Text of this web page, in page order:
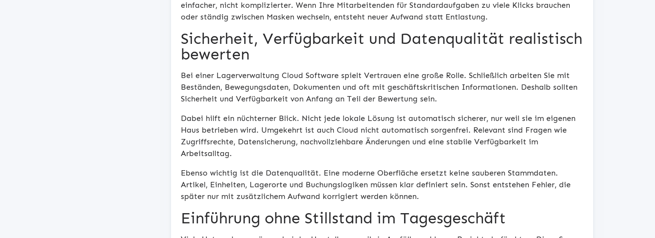
einfacher, nicht komplizierter. Wenn Ihre Mitarbeitenden für Standardaufgaben zu viele Klicks brauchen
oder ständig zwischen Masken wechseln, entsteht neuer Aufwand statt Entlastung.
Sicherheit, Verfügbarkeit und Datenqualität realistisch
bewerten
Bei einer Lagerverwaltung Cloud Software spielt Vertrauen eine große Rolle. Schließlich arbeiten Sie mit
Beständen, Bewegungsdaten, Dokumenten und oft mit geschäftskritischen Informationen. Deshalb sollten
Sicherheit und Verfügbarkeit von Anfang an Teil der Bewertung sein.
Dabei hilft ein nüchterner Blick. Nicht jede lokale Lösung ist automatisch sicherer, nur weil sie im eigenen
Haus betrieben wird. Umgekehrt ist auch Cloud nicht automatisch sorgenfrei. Relevant sind Fragen wie
Zugriffsrechte, Datensicherung, nachvollziehbare Änderungen und eine stabile Verfügbarkeit im
Arbeitsalltag.
Ebenso wichtig ist die Datenqualität. Eine moderne Oberfläche ersetzt keine sauberen Stammdaten.
Artikel, Einheiten, Lagerorte und Buchungslogiken müssen klar definiert sein. Sonst entstehen Fehler, die
später nur mit zusätzlichem Aufwand korrigiert werden können.
Einführung ohne Stillstand im Tagesgeschäft